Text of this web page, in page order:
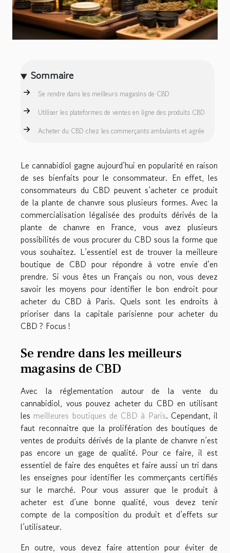
Sommaire
Se rendre dans les meilleurs magasins de CBD
Utiliser les plateformes de ventes en ligne des produits CBD
Acheter du CBD chez les commerçants ambulants et agrée
Le cannabidiol gagne aujourd’hui en popularité en raison
de ses bienfaits pour le consommateur. En effet, les
consommateurs du CBD peuvent s’acheter ce produit
de la plante de chanvre sous plusieurs formes. Avec la
commercialisation légalisée des produits dérivés de la
plante de chanvre en France, vous avez plusieurs
possibilités de vous procurer du CBD sous la forme que
vous souhaitez. L’essentiel est de trouver la meilleure
boutique de CBD pour répondre à votre envie d’en
prendre. Si vous êtes un Français ou non, vous devez
savoir les moyens pour identifier le bon endroit pour
acheter du CBD à Paris. Quels sont les endroits à
prioriser dans la capitale parisienne pour acheter du
CBD ? Focus !
Se rendre dans les meilleurs
magasins de CBD
Avec la réglementation autour de la vente du
cannabidiol, vous pouvez acheter du CBD en utilisant
les meilleures boutiques de CBD à Paris. Cependant, il
faut reconnaitre que la prolifération des boutiques de
ventes de produits dérivés de la plante de chanvre n’est
pas encore un gage de qualité. Pour ce faire, il est
essentiel de faire des enquêtes et faire aussi un tri dans
les enseignes pour identifier les commerçants certifiés
sur le marché. Pour vous assurer que le produit à
acheter est d’une bonne qualité, vous devez tenir
compte de la composition du produit et d’effets sur
l’utilisateur.
En outre, vous devez faire attention pour éviter de